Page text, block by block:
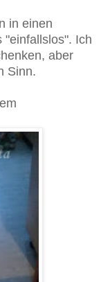
in einen
"einfallslos". Ich
aber
Sinn.